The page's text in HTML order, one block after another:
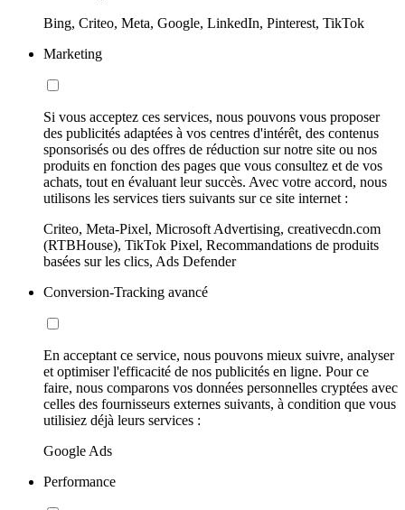
Bing, Criteo, Meta, Google, LinkedIn, Pinterest, TikTok
Marketing
Si vous acceptez ces services, nous pouvons vous proposer
des publicités adaptées à vos centres d'intérêt, des contenus
sponsorisés ou des offres de réduction sur notre site ou nos
produits en fonction des pages que vous consultez et de vos
achats, tout en évaluant leur succès. Avec votre accord, nous
utilisons les services tiers suivants sur ce site internet :
Criteo, Meta-Pixel, Microsoft Advertising, creativecdn.com
(RTBHouse), TikTok Pixel, Recommandations de produits
basées sur les clics, Ads Defender
Conversion-Tracking avancé
En acceptant ce service, nous pouvons mieux suivre, analyser
et optimiser l'efficacité de nos publicités en ligne. Pour ce
faire, nous comparons vos données personnelles cryptées avec
celles des fournisseurs externes suivants, à condition que vous
utilisiez déjà leurs services :
Google Ads
Performance